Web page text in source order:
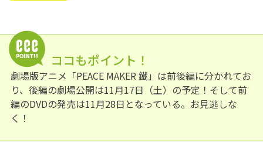
ココもポイント！
劇場版アニメ「PEACE MAKER 鐵」は前後編に分かれてお
り、後編の劇場公開は11月17日（土）の予定！そして前
編のDVDの発売は11月28日となっている。お見逃しな
く！